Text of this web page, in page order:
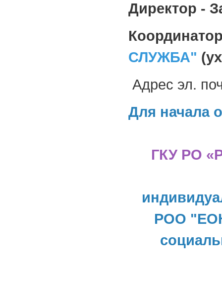
Директор -
СЛУЖБА"
Адрес эл.
Для начала
ГКУ РО
РОО